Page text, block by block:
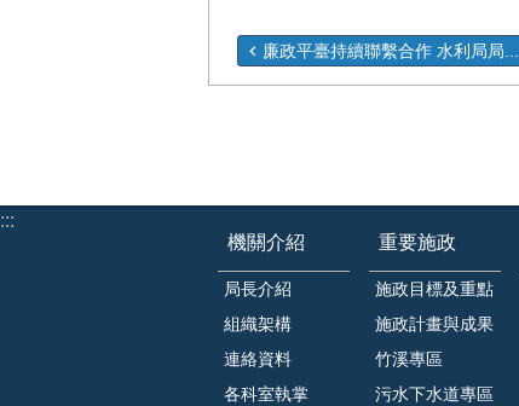
廉政平臺持續聯繫合作 水利局局...
:::
機關介紹
局長介紹
組織架構
連絡資料
各科室執掌
重要施政
施政目標及重點
施政計畫與成果
竹溪專區
污水下水道專區